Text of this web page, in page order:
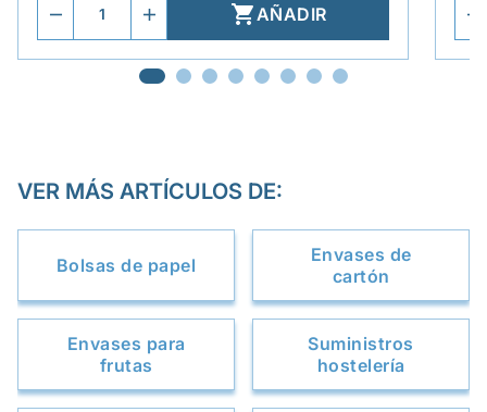
AÑADIR
VER MÁS ARTÍCULOS DE:
Bolsas de papel
Envases de
cartón
Envases para
frutas
Suministros
hostelería